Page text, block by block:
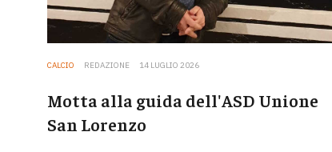
CALCIO REDAZIONE 14 LUGLIO 2026
Motta alla guida dell'ASD Unione
San Lorenzo